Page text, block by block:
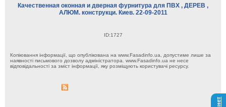
Качественная оконная и дверная фурнитура для ПВХ , ДЕРЕВ ,
АЛЮМ. конструкци. Киев. 22-09-2011
ID:1727
Копіювання інформації, що опублікована на www.Fasadinfo.ua, допустиме лише за
наявності письмового дозволу адміністратора. www.Fasadinfo.ua не несе
відповідальності за зміст інформації, яку розміщують користувачі ресурсу.